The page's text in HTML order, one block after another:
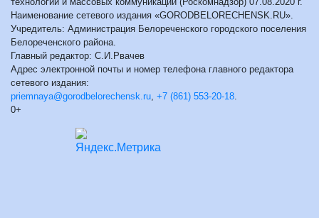
Наименование сетевого издания «GORODBELORECHENSK.RU».
Учредитель: Администрация Белореченского городского поселения
Белореченского района.
Главный редактор: С.И.Рвачев
Адрес электронной почты и номер телефона главного редактора
сетевого издания:
priemnaya@gorodbelorechensk.ru +7 (861) 553-20-18
0+